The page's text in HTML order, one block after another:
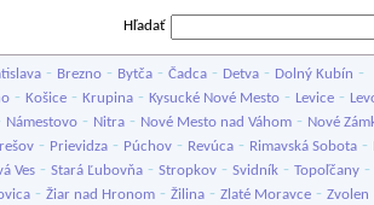
Hľadať
- Brezno - Bytča - Čadca - Detva - Dolný Kubín -
- Košice - Krupina - Kysucké Nové Mesto - Levice -
Námestovo - Nitra - Nové Mesto nad Váhom - Nové
- Prievidza - Púchov - Revúca - Rimavská Sobota -
Ves - Stará Ľubovňa - Stropkov - Svidník - Topoľčany -
- Žiar nad Hronom - Žilina - Zlaté Moravce - Zvolen